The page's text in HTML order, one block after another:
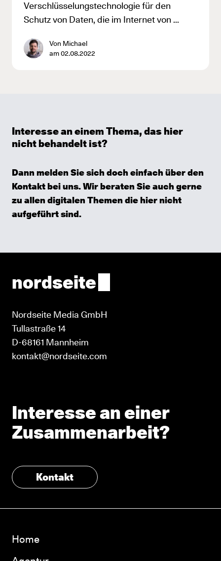
Verschlüsselungstechnologie für den
Schutz von Daten, die im Internet von …
Von Michael
am 02.08.2022
Interesse an einem Thema, das hier
nicht behandelt ist?
Dann melden Sie sich doch einfach über den
Kontaktbei uns. Wir beraten Sie auch gerne
zu allen digitalen Themen die hier nicht
aufgeführt sind.
Interesse an einer
Zusammenarbeit?
Kontakt
nordseite
Nordseite Media GmbH
Tullastraße 14
D-68161 Mannheim
kontakt@nordseite.com
Home